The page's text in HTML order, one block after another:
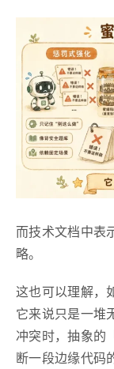
而技术文档中表
略。
这也可以理解，
它来说只是一堆
冲突时，抽象的
断一段边缘代码